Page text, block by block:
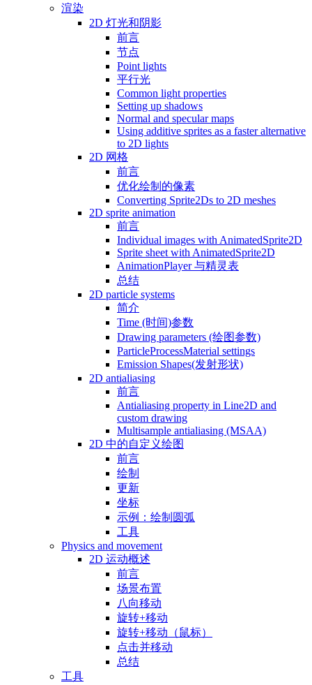
渲染
2D 灯光和阴影
前言
节点
Point lights
平行光
Common light properties
Setting up shadows
Normal and specular maps
Using additive sprites as a faster alternative
to 2D lights
2D 网格
前言
优化绘制的像素
Converting Sprite2Ds to 2D meshes
2D sprite animation
前言
Individual images with AnimatedSprite2D
Sprite sheet with AnimatedSprite2D
AnimationPlayer 与精灵表
总结
2D particle systems
简介
Time (时间)参数
Drawing parameters (绘图参数)
ParticleProcessMaterial settings
Emission Shapes(发射形状)
2D antialiasing
前言
Antialiasing property in Line2D and
custom drawing
Multisample antialiasing (MSAA)
2D 中的自定义绘图
前言
绘制
更新
坐标
示例：绘制圆弧
工具
Physics and movement
2D 运动概述
前言
场景布置
八向移动
旋转+移动
旋转+移动（鼠标）
点击并移动
总结
工具